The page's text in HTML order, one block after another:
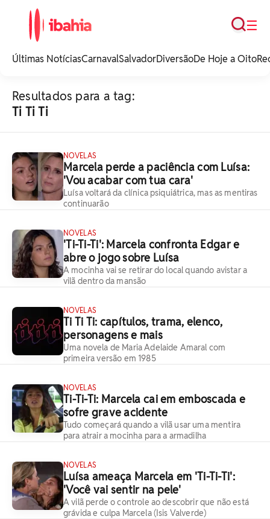
noticias e
☰
Busca
Últimas NotíciasCarnavalSalvadorDiversãoDe Hoje a Oito
Resultados para a tag:
Ti Ti Ti
NOVELAS
Marcela perde a paciência com Luísa:
'Vou acabar com tua cara'
Luísa voltará da clínica psiquiátrica, mas as mentiras
continuarão
NOVELAS
'Ti-Ti-Ti': Marcela confronta Edgar e
abre o jogo sobre Luísa
A mocinha vai se retirar do local quando avistar a
vilã dentro da mansão
NOVELAS
Ti Ti Ti: capítulos, trama, elenco,
personagens e mais
Uma novela de Maria Adelaide Amaral com
primeira versão em 1985
NOVELAS
Ti-Ti-Ti: Marcela cai em emboscada e
sofre grave acidente
Tudo começará quando a vilã usar uma mentira
para atrair a mocinha para a armadilha
NOVELAS
Luísa ameaça Marcela em 'Ti-Ti-Ti':
'Você vai sentir na pele'
A vilã perde o controle ao descobrir que não está
grávida e culpa Marcela (Isis Valverde)